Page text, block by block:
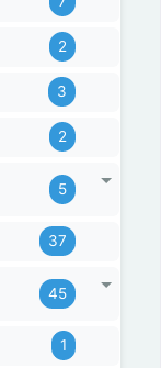
2
3
2
5
37
45
1